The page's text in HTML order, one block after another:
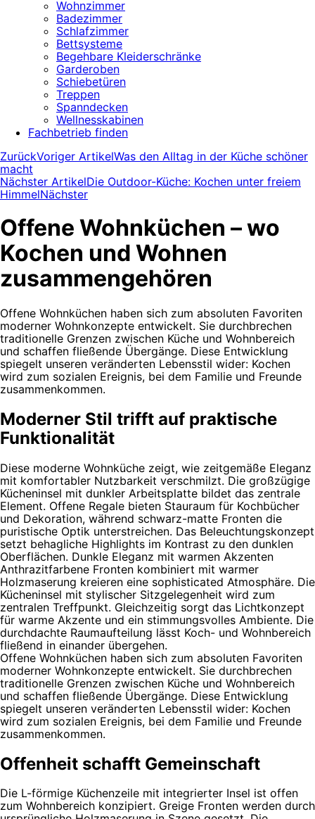
Wohnzimmer
Badezimmer
Schlafzimmer
Bettsysteme
Begehbare Kleiderschränke
Garderoben
Schiebetüren
Treppen
Spanndecken
Wellnesskabinen
Fachbetrieb finden
ZurückVoriger ArtikelWas den Alltag in der Küche schöner
macht
Nächster ArtikelDie Outdoor-Küche: Kochen unter freiem
HimmelNächster
Offene Wohnküchen – wo
Kochen und Wohnen
zusammengehören
Offene Wohnküchen haben sich zum absoluten Favoriten
moderner Wohnkonzepte entwickelt. Sie durchbrechen
traditionelle Grenzen zwischen Küche und Wohnbereich
und schaffen fließende Übergänge. Diese Entwicklung
spiegelt unseren veränderten Lebensstil wider: Kochen
wird zum sozialen Ereignis, bei dem Familie und Freunde
zusammenkommen.
Moderner Stil trifft auf praktische
Funktionalität
Diese moderne Wohnküche zeigt, wie zeitgemäße Eleganz
mit komfortabler Nutzbarkeit verschmilzt. Die großzügige
Kücheninsel mit dunkler Arbeitsplatte bildet das zentrale
Element. Offene Regale bieten Stauraum für Kochbücher
und Dekoration, während schwarz-matte Fronten die
puristische Optik unterstreichen. Das Beleuchtungskonzept
setzt behagliche Highlights im Kontrast zu den dunklen
Oberflächen. Dunkle Eleganz mit warmen Akzenten
Anthrazitfarbene Fronten kombiniert mit warmer
Holzmaserung kreieren eine sophisticated Atmosphäre. Die
Kücheninsel mit stylischer Sitzgelegenheit wird zum
zentralen Treffpunkt. Gleichzeitig sorgt das Lichtkonzept
für warme Akzente und ein stimmungsvolles Ambiente. Die
durchdachte Raumaufteilung lässt Koch- und Wohnbereich
fließend in einander übergehen.
Offene Wohnküchen haben sich zum absoluten Favoriten
moderner Wohnkonzepte entwickelt. Sie durchbrechen
traditionelle Grenzen zwischen Küche und Wohnbereich
und schaffen fließende Übergänge. Diese Entwicklung
spiegelt unseren veränderten Lebensstil wider: Kochen
wird zum sozialen Ereignis, bei dem Familie und Freunde
zusammenkommen.
Offenheit schafft Gemeinschaft
Die L-förmige Küchenzeile mit integrierter Insel ist offen
zum Wohnbereich konzipiert. Greige Fronten werden durch